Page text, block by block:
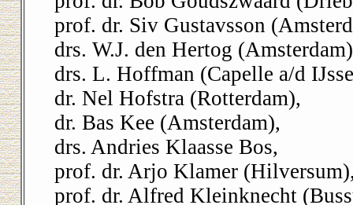
prof. dr. Siv Gustavsson
drs. W.J. den Hertog
drs. L. Hoffman (Capelle a/d
dr. Nel Hofstra (Rotterdam),
dr. Bas Kee (Amsterdam),
drs. Andries Klaasse Bos,
prof. dr. Arjo Klamer
prof. dr. Alfred Kleinknecht